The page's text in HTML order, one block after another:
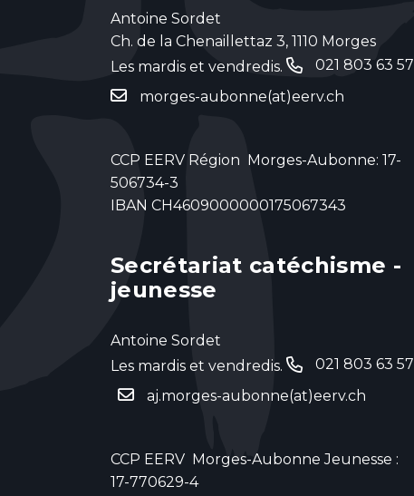
Antoine Sordet
Ch. de la Chenaillettaz 3, 1110 Morges
Les mardis et vendredis.
021 803 63 57
morges-aubonne(at)eerv.ch
CCP EERV Région Morges-Aubonne: 17-
506734-3
IBAN CH4609000000175067343
Secrétariat catéchisme -
jeunesse
Antoine Sordet
Les mardis et vendredis.
021 803 63 57
aj.morges-aubonne(at)eerv.ch
CCP EERV Morges-Aubonne Jeunesse :
17-770629-4